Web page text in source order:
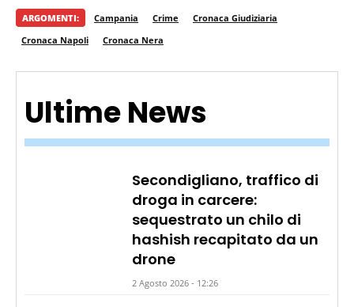
Ultime News
Secondigliano, traffico di
droga in carcere:
sequestrato un chilo di
hashish recapitato da un
drone
2 Agosto 2026 - 12:26
ARGOMENTI: Campania Crime
Cronaca Giudiziaria
Cronaca Napoli
Cronaca Nera